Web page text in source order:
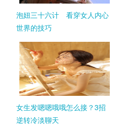
泡妞三十六计 看穿女人内心
世界的技巧
女生发嗯嗯哦哦怎么接？3招
逆转冷淡聊天